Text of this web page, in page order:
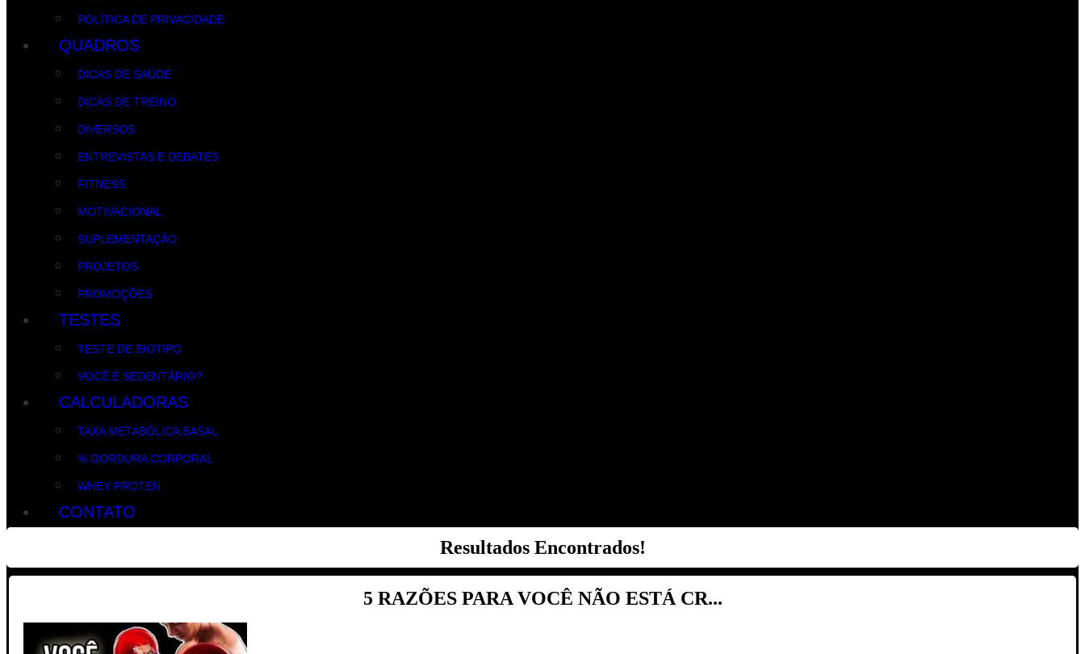
POLÍTICA DE PRIVACIDADE
QUADROS
DICAS DE SAÚDE
DICAS DE TREINO
DIVERSOS
ENTREVISTAS E DEBATES
FITNESS
MOTIVACIONAL
SUPLEMENTAÇÃO
PROJETOS
PROMOÇÕES
TESTES
TESTE DE BIOTIPO
VOCÊ É SEDENTÁRIO?
CALCULADORAS
TAXA METABÓLICA BASAL
% GORDURA CORPORAL
WHEY PROTEN
CONTATO
Resultados Encontrados!
5 RAZÕES PARA VOCÊ NÃO ESTÁ CR...